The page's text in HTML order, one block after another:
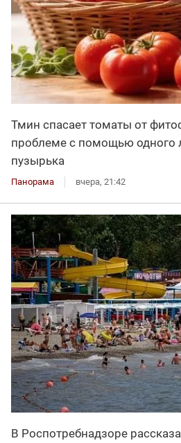
Тмин спасает томаты от
проблеме с помощью одного
пузырька
Панорама вчера, 21:42
В Роспотребнадзоре